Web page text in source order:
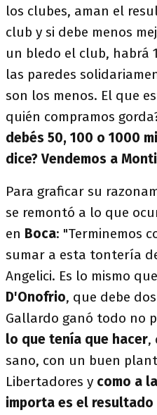
los clubes, aman el
club y si debe menos
un bledo el club, habrá
las paredes
son los menos. El que
quién compramos
debés 50, 100 o 1000
dice? Vendemos a
Para graficar su
se remontó a lo que
en Boca: "Terminemos
sumar a esta tontería
Angelici. Es lo mismo
D'Onofrio, que debe
Gallardo ganó todo no
lo que tenía que hacer,
sano, con un buen
Libertadores y como a
importa es el